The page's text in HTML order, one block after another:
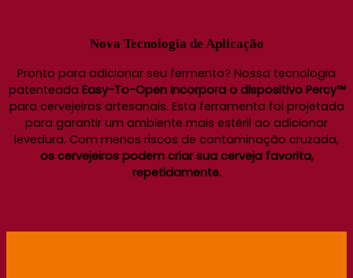
Nova Tecnologia de Aplicação
Pronto para adicionar seu fermento? Nossa tecnologia
patenteada Easy-To-Open incorpora o dispositivo Percy™
para cervejeiros artesanais. Esta ferramenta foi projetada
para garantir um ambiente mais estéril ao adicionar
levedura. Com menos riscos de contaminação cruzada,
os cervejeiros podem criar sua cerveja favorita,
repetidamente.